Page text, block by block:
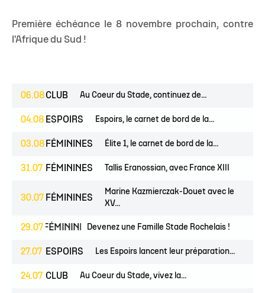
Première échéance le 8 novembre prochain, contre
l'Afrique du Sud !
06.08CLUB Au Coeur du Stade, continuez de...
04.08 ESPOIRS Espoirs, le carnet de bord de la...
03.08 FÉMININES Élite 1, le carnet de bord de la...
31.07 FÉMININES Tallis Eranossian, avec France XIII
30.07 FÉMININES
Marine Kazmierczak-Douet avec le
XV...
29.07FÉMININES CLUB
Devenez une Famille Stade Rochelais !
27.07 ESPOIRS Les Espoirs lancent leur préparation...
24.07 CLUB Au Coeur du Stade, vivez la...